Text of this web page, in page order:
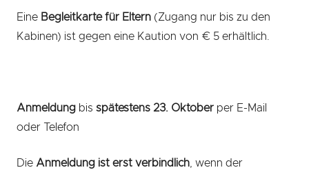
Eine Begleitkarte für Eltern (Zugang nur bis zu den
Kabinen) ist gegen eine Kaution von € 5 erhältlich.
Anmeldung bis spätestens 23. Oktober per E-Mail
oder Telefon
Die Anmeldung ist erst verbindlich , wenn der